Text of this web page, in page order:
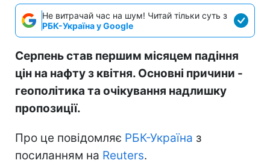
Не витрачай час на шум! Читай тільки суть з
РБК-Україна у Google
Серпень став першим місяцем падіння
цін на нафту з квітня. Основні причини -
геополітика та очікування надлишку
пропозиції.
Про це повідомляє РБК-Україна з
посиланням на Reuters.